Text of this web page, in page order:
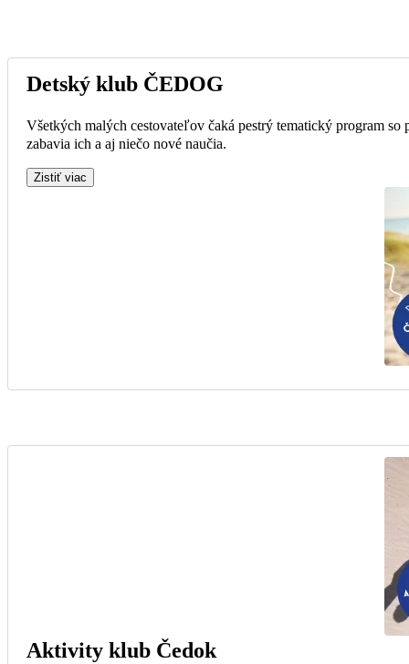
Detský klub ČEDOG
Všetkých malých cestovateľov čaká pestrý tematický program
zabavia ich a aj niečo nové naučia.
Zistiť viac
Aktivity klub Čedok